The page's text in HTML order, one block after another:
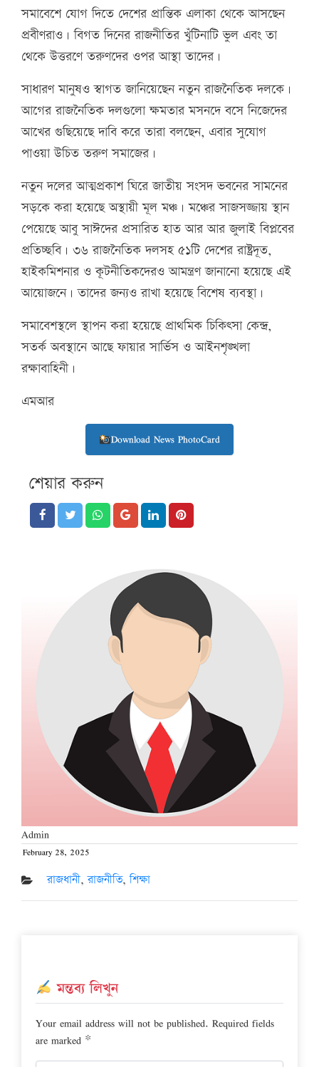
সমাবেশে যোগ দিতে দেশের প্রান্তিক এলাকা থেকে আসছেন
প্রবীণরাও। বিগত দিনের রাজনীতির খুঁটিনাটি ভুল এবং তা
থেকে উত্তরণে তরুণদের ওপর আস্থা তাদের।
সাধারণ মানুষও স্বাগত জানিয়েছেন নতুন রাজনৈতিক দলকে।
আগের রাজনৈতিক দলগুলো ক্ষমতার মসনদে বসে নিজেদের
আখের গুছিয়েছে দাবি করে তারা বলছেন, এবার সুযোগ
পাওয়া উচিত তরুণ সমাজের।
নতুন দলের আত্মপ্রকাশ ঘিরে জাতীয় সংসদ ভবনের সামনের
সড়কে করা হয়েছে অস্থায়ী মূল মঞ্চ। মঞ্চের সাজসজ্জায় স্থান
পেয়েছে আবু সাঈদের প্রসারিত হাত আর আর জুলাই বিপ্লবের
প্রতিচ্ছবি। ৩৬ রাজনৈতিক দলসহ ৫১টি দেশের রাষ্ট্রদূত,
হাইকমিশনার ও কূটনীতিকদেরও আমন্ত্রণ জানানো হয়েছে এই
আয়োজনে। তাদের জন্যও রাখা হয়েছে বিশেষ ব্যবস্থা।
সমাবেশস্থলে স্থাপন করা হয়েছে প্রাথমিক চিকিৎসা কেন্দ্র,
সতর্ক অবস্থানে আছে ফায়ার সার্ভিস ও আইনশৃঙ্খলা
রক্ষাবাহিনী।
এমআর
Download News PhotoCard
শেয়ার করুন
Admin
Posted
on
February 28, 2025
রাজধানী,রাজনীতি,শিক্ষা
মন্তব্য লিখুন
Your email address will not be published. Required fields
are marked *